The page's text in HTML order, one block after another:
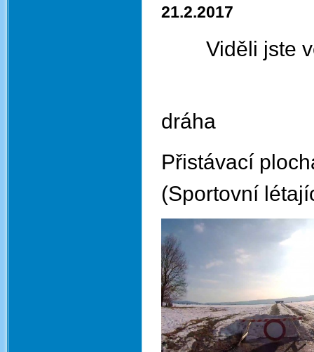
21.2.2017
Viděli jste
dráha
Přistávací
(Sportovní